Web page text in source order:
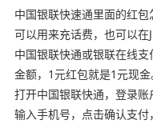
中国银联快速通里面的红
可以用来充话费，也可以在
中国银联快通或银联在线
金额，1元红包就是1元现
打开中国银联快通，登录账
输入手机号，点击确认支